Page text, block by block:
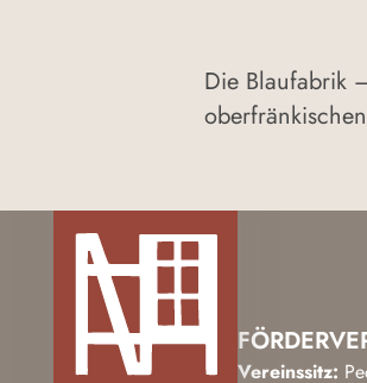
Die Blaufabrik
Vereinssitz: